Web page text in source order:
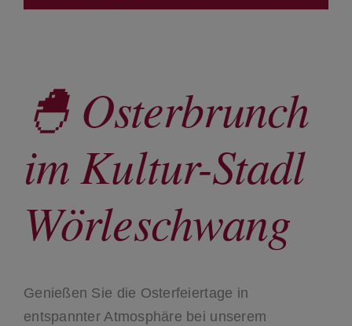
🐣 Osterbrunch
im Kultur-Stadl
Wörleschwang
Genießen Sie die Osterfeiertage in
entspannter Atmosphäre bei unserem